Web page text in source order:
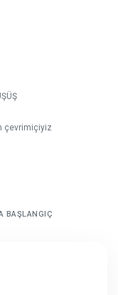
çevrimiçiyiz
BAŞLANGIÇ